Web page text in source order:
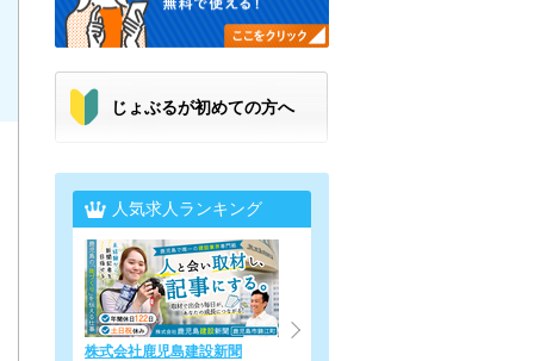
じょぶるが初めての方へ
人気求人ランキング
株式会社鹿児島建設新聞